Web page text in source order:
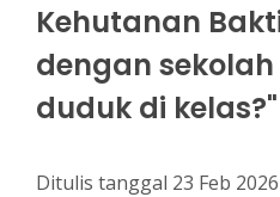
Kehutanan
dengan
duduk di kelas?"
Ditulis tanggal 23 Feb